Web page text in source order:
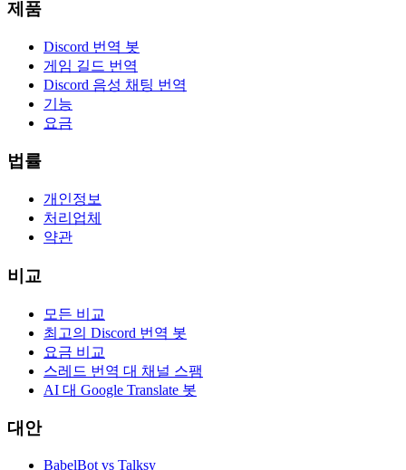
제품
Discord 번역 봇
게임 길드 번역
Discord 음성 채팅 번역
기능
요금
법률
개인정보
처리업체
약관
비교
모든 비교
최고의 Discord 번역 봇
요금 비교
스레드 번역 대 채널 스팸
AI 대 Google Translate 봇
대안
BabelBot vs Talksy